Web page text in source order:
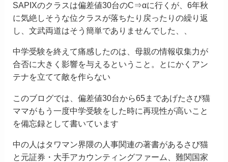
SAPIXのクラスは偏差値30台のC⇒αに行くが、6年秋
に気絶しそうな位クラスが落ちたり戻ったりの繰り返
し、文武両道はそう簡単でありませんでした、、
中学受験を終えて痛感したのは、母親の情報収集力が
合否に大きく影響を与えるということ。とにかくアン
テナを立てて敵を作らない
このブログでは、偏差値30台から65まであげたさぴ猫
ママがもう一度中学受験をした時に再現性が高いこと
を備忘録として書いています
中の人はタワマン界隈の人事関連の著書があるさぴ猫
と元証券・大手アカウンティングファーム、難関国家